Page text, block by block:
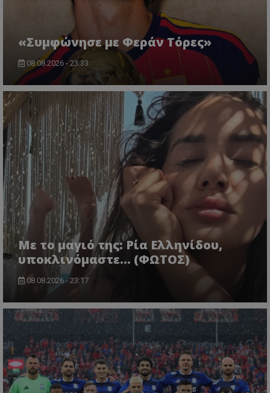
«Συμφώνησε με Φεράν Τόρες»
08.08.2026 - 23:33
Με το μαγιό της: Ρία Ελληνίδου,
υποκλινόμαστε… (ΦΩΤΟΣ)
08.08.2026 - 23:17